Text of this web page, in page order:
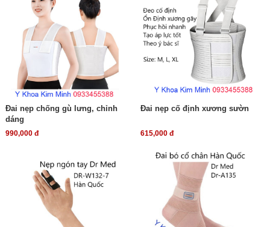
Đai nẹp chống gù lưng, chỉnh
dáng
990,000 đ
Đai nẹp cố định xương sườn
615,000 đ